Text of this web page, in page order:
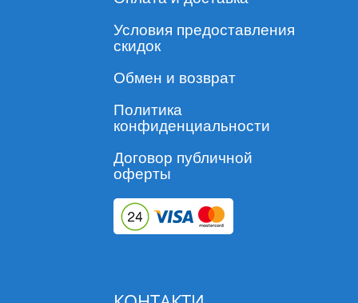
Условия предоставления
скидок
Обмен и возврат
Политика
конфиденциальности
Договор публичной
оферты